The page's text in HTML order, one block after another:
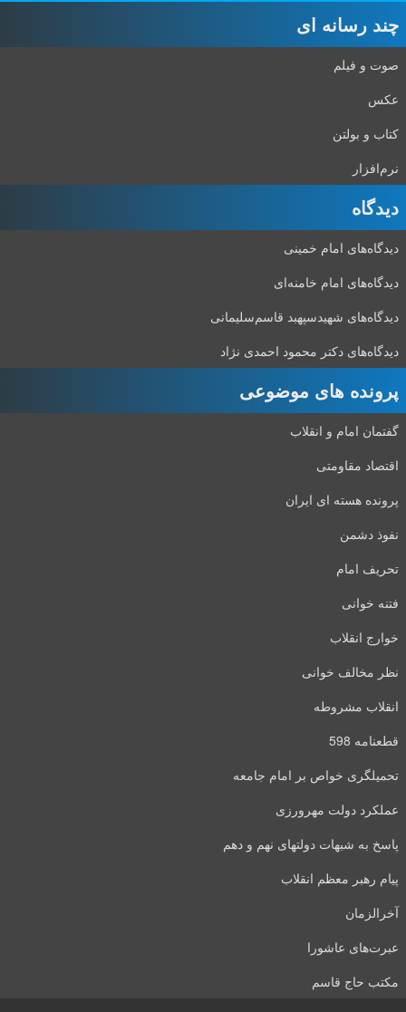
چند رسانه ای
صوت و فیلم
عکس
کتاب و بولتن
نرم‌افزار
دیدگاه‌
دیدگاه‌های امام خمینی
دیدگاه‌های امام خامنه‌ای
دیدگاه‌های شهید‌سپهبد قاسم‌سلیمانی
دیدگاه‌های دکتر محمود احمدی نژاد
پرونده های موضوعی
گفتمان امام و انقلاب
اقتصاد مقاومتی
پرونده هسته ای ایران
نفوذ دشمن
تحریف امام
فتنه خوانی
خوارج انقلاب
نظر مخالف خوانی
انقلاب مشروطه
قطعنامه 598
تحمیلگری خواص بر امام جامعه
عملکرد دولت مهرورزی
پاسخ به شبهات دولتهای نهم و دهم
پیام رهبر معظم انقلاب
آخرالزمان
عبرت‌های عاشورا
مکتب حاج قاسم